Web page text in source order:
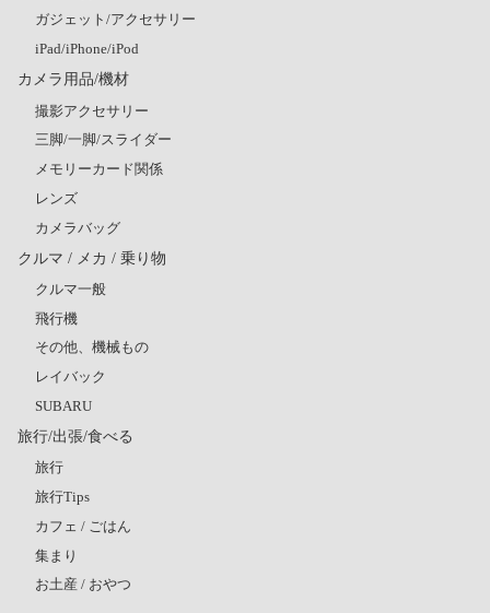
ガジェット/アクセサリー
iPad/iPhone/iPod
カメラ用品/機材
撮影アクセサリー
三脚/一脚/スライダー
メモリーカード関係
レンズ
カメラバッグ
クルマ / メカ / 乗り物
クルマ一般
飛行機
その他、機械もの
レイバック
SUBARU
旅行/出張/食べる
旅行
旅行Tips
カフェ / ごはん
集まり
お土産 / おやつ